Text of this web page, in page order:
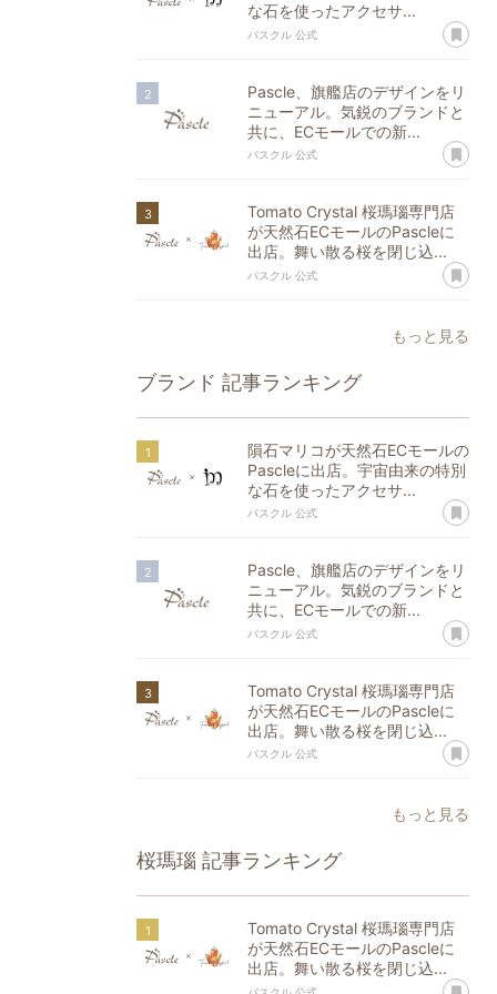
な石を使ったアクセサ...
パスクル 公式 あ
Pascle、旗艦店のデザインをリ
ニューアル。気鋭のブランドと
共に、ECモールでの新...
パスクル 公式 あ
Tomato Crystal 桜瑪瑙専門店
が天然石ECモールのPascleに
出店。舞い散る桜を閉じ込...
パスクル 公式 あ
もっと見る
ブランド 記事ランキング
隕石マリコが天然石ECモールの
Pascleに出店。宇宙由来の特別
な石を使ったアクセサ...
パスクル 公式 あ
Pascle、旗艦店のデザインをリ
ニューアル。気鋭のブランドと
共に、ECモールでの新...
パスクル 公式 あ
Tomato Crystal 桜瑪瑙専門店
が天然石ECモールのPascleに
出店。舞い散る桜を閉じ込...
パスクル 公式 あ
もっと見る
桜瑪瑙 記事ランキング
Tomato Crystal 桜瑪瑙専門店
が天然石ECモールのPascleに
出店。舞い散る桜を閉じ込...
パスクル 公式 あ